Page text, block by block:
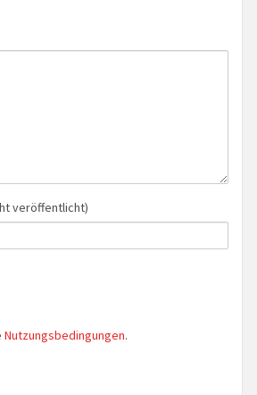
veröffentlicht)
Nutzungsbedingungen.